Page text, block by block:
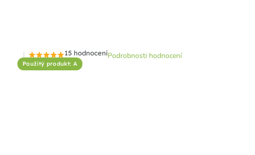
Použitý produkt: A
Průměrné
hodnocení
15 hodnoceníPodrobnosti hodnocení